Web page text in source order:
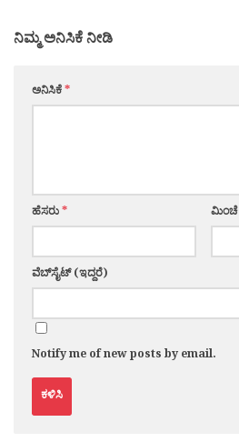
ನಿಮ್ಮ ಅನಿಸಿಕೆ ನೀಡಿ
ಅನಿಸಿಕೆ*
ಹೆಸರು* ಮಿಂಚೆ
ವೆಬ್‌ಸೈಟ್ (ಇದ್ದರೆ)
Notify me of new posts by email.